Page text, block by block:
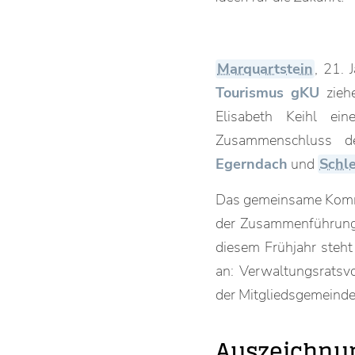
Marquartstein, 21.
Tourismus gKU
Elisabeth Keihl
Egerndach und
Das gemeinsame
der
diesem Frühjahr
an:
der